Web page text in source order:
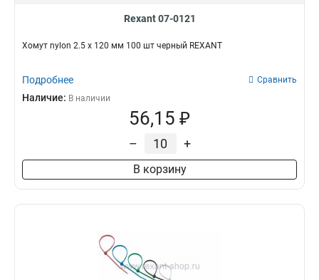
Rexant 07-0121
Хомут nylon 2.5 х 120 мм 100 шт черный REXANT
Подробнее Сравнить
Наличие: В наличии
56,15 ₽
– +
В корзину